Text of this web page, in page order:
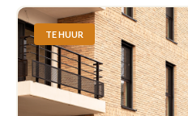
TE HUUR